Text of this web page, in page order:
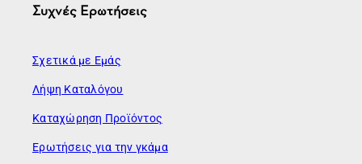
Συχνές Ερωτήσεις
Σχετικά με Εμάς
Λήψη Καταλόγου
Καταχώρηση Προϊόντος
Ερωτήσεις για την γκάμα